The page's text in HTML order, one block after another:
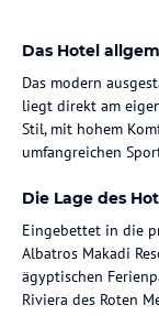
Das Hotel
Das modern
liegt direkt am
Stil, mit hohem
umfangreichen
Die Lage des
Eingebettet in die
Albatros Makadi
ägyptischen
Riviera des Roten